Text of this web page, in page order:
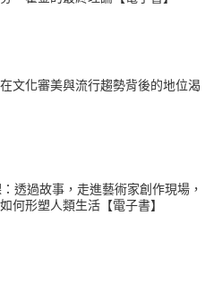
文化審美與流行趨勢背後的地位渴
透過故事，走進藝術家創作現場，
何形塑人類生活【電子書】